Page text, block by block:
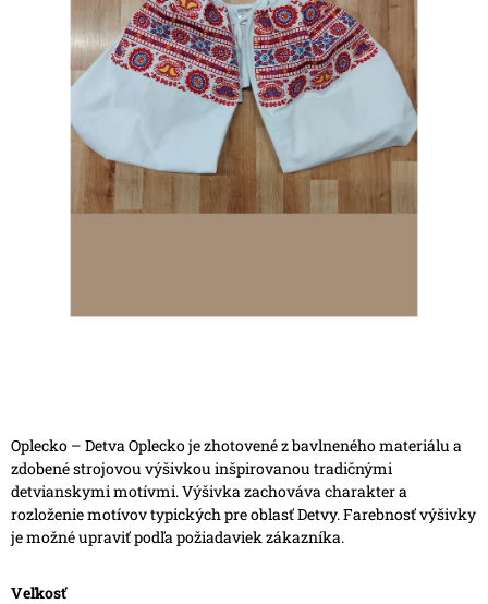
Oplecko – Detva Oplecko je zhotovené z bavlneného materiálu a
zdobené strojovou výšivkou inšpirovanou tradičnými
detvianskymi motívmi.Výšivka zachováva charakter a
rozloženie motívov typických pre oblasť Detvy. Farebnosť výšivky
je možné upraviť podľa požiadaviek zákazníka.
Veľkosť